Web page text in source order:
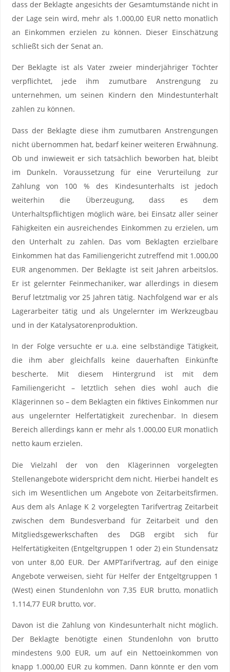
dass der Beklagte angesichts der Gesamtumstände nicht in
der Lage sein wird, mehr als 1.000,00 EUR netto monatlich
an Einkommen erzielen zu können. Dieser Einschätzung
schließt sich der Senat an.
Der Beklagte ist als Vater zweier minderjähriger Töchter
verpflichtet, jede ihm zumutbare Anstrengung zu
unternehmen, um seinen Kindern den Mindestunterhalt
zahlen zu können.
Dass der Beklagte diese ihm zumutbaren Anstrengungen
nicht übernommen hat, bedarf keiner weiteren Erwähnung.
Ob und inwieweit er sich tatsächlich beworben hat, bleibt
im Dunkeln. Voraussetzung für eine Verurteilung zur
Zahlung von 100 % des Kindesunterhalts ist jedoch
weiterhin die Überzeugung, dass es dem
Unterhaltspflichtigen möglich wäre, bei Einsatz aller seiner
Fähigkeiten ein ausreichendes Einkommen zu erzielen, um
den Unterhalt zu zahlen. Das vom Beklagten erzielbare
Einkommen hat das Familiengericht zutreffend mit 1.000,00
EUR angenommen. Der Beklagte ist seit Jahren arbeitslos.
Er ist gelernter Feinmechaniker, war allerdings in diesem
Beruf letztmalig vor 25 Jahren tätig. Nachfolgend war er als
Lagerarbeiter tätig und als Ungelernter im Werkzeugbau
und in der Katalysatorenproduktion.
In der Folge versuchte er u.a. eine selbständige Tätigkeit,
die ihm aber gleichfalls keine dauerhaften Einkünfte
bescherte. Mit diesem Hintergrund ist mit dem
Familiengericht – letztlich sehen dies wohl auch die
Klägerinnen so – dem Beklagten ein fiktives Einkommen nur
aus ungelernter Helfertätigkeit zurechenbar. In diesem
Bereich allerdings kann er mehr als 1.000,00 EUR monatlich
netto kaum erzielen.
Die Vielzahl der von den Klägerinnen vorgelegten
Stellenangebote widerspricht dem nicht. Hierbei handelt es
sich im Wesentlichen um Angebote von Zeitarbeitsfirmen.
Aus dem als Anlage K 2 vorgelegten Tarifvertrag Zeitarbeit
zwischen dem Bundesverband für Zeitarbeit und den
Mitgliedsgewerkschaften des DGB ergibt sich für
Helfertätigkeiten (Entgeltgruppen 1 oder 2) ein Stundensatz
von unter 8,00 EUR. Der AMPTarifvertrag, auf den einige
Angebote verweisen, sieht für Helfer der Entgeltgruppen 1
(West) einen Stundenlohn von 7,35 EUR brutto, monatlich
1.114,77 EUR brutto, vor.
Davon ist die Zahlung von Kindesunterhalt nicht möglich.
Der Beklagte benötigte einen Stundenlohn von brutto
mindestens 9,00 EUR, um auf ein Nettoeinkommen von
knapp 1.000,00 EUR zu kommen. Dann könnte er den vom